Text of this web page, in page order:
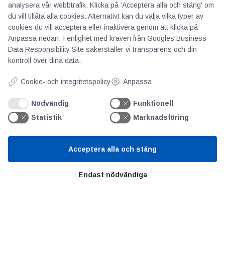
AOTI
Om oss
Priser
analysera vår webbtrafik. Klicka på 'Acceptera alla och stäng' om
du vill tillåta alla cookies. Alternativt kan du välja vilka typer av
cookies du vill acceptera eller inaktivera genom att klicka på
Anpassa nedan. I enlighet med kraven från Googles Business
Data Responsibility Site säkerställer vi transparens och din
kontroll över dina data.
Cookie- och integritetspolicy Anpassa
Nödvändig
Funktionell
Statistik
Marknadsföring
Endast nödvändiga
Acceptera alla och stäng